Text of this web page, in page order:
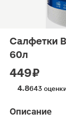
Салфетки
60л
449 ₽
4.8643
Описание